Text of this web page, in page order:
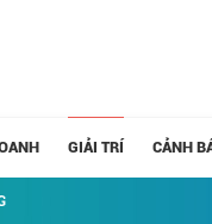
GIẢI TRÍ CẢNH